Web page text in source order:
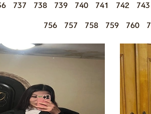
737 738 739 740 741 742 743
756 757 758 759 760